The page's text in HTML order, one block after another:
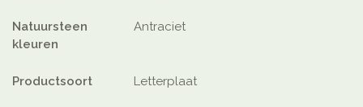
Natuursteen
kleuren
Antraciet
Productsoort Letterplaat